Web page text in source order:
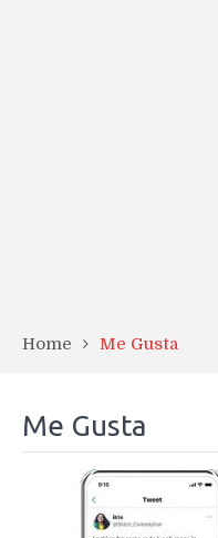
Home Me Gusta
Me Gusta